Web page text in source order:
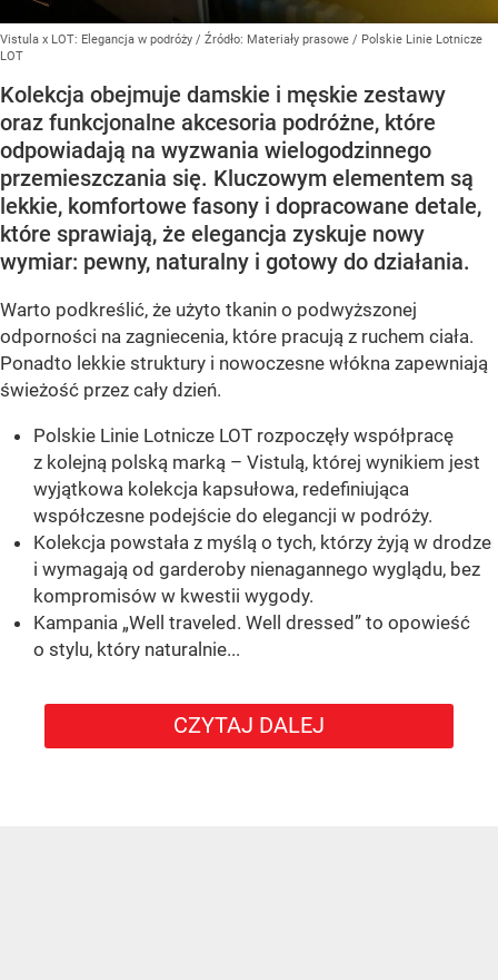
Vistula x LOT: Elegancja w podróży / Źródło: Materiały prasowe / Polskie Linie Lotnicze
LOT
Kolekcja obejmuje damskie i męskie zestawy
oraz funkcjonalne akcesoria podróżne, które
odpowiadają na wyzwania wielogodzinnego
przemieszczania się. Kluczowym elementem są
lekkie, komfortowe fasony i dopracowane detale,
które sprawiają, że elegancja zyskuje nowy
wymiar: pewny, naturalny i gotowy do działania.
Warto podkreślić, że użyto tkanin o podwyższonej
odporności na zagniecenia, które pracują z ruchem ciała.
Ponadto lekkie struktury i nowoczesne włókna zapewniają
świeżość przez cały dzień.
Polskie Linie Lotnicze LOT rozpoczęły współpracę
z kolejną polską marką – Vistulą, której wynikiem jest
wyjątkowa kolekcja kapsułowa, redefiniująca
współczesne podejście do elegancji w podróży.
Kolekcja powstała z myślą o tych, którzy żyją w drodze
i wymagają od garderoby nienagannego wyglądu, bez
kompromisów w kwestii wygody.
Kampania „Well traveled. Well dressed” to opowieść
o stylu, który naturalnie...
CZYTAJ DALEJ